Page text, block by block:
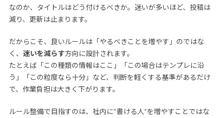
なのか、タイトルはどう付けるべきか。迷いが多いほど、投稿は
減り、更新は止まります。
だからこそ、良いルールは「やるべきことを増やす」のではな
く、 迷いを減らす方向に設計されます。
たとえば「この種類の情報はここ」「この場合はテンプレに沿
う」「この粒度なら十分」など、判断を軽くする基準があるだけ
で、作業負担は大きく下がります。
ルール整備で目指すのは、社内に“書ける人”を増やすことではな